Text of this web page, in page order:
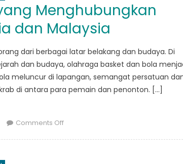
Tradisi
dalam
Era
Menghubungkan
dan Malaysia
dari berbagai latar belakang dan budaya. Di
dan budaya, olahraga basket dan bola
meluncur di lapangan, semangat persatuan
di antara para pemain dan penonton. […]
Comments Offon